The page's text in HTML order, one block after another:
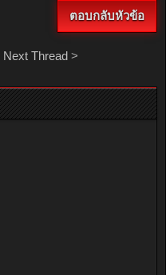
ตอบกลับหัวข้อ
Next Thread>